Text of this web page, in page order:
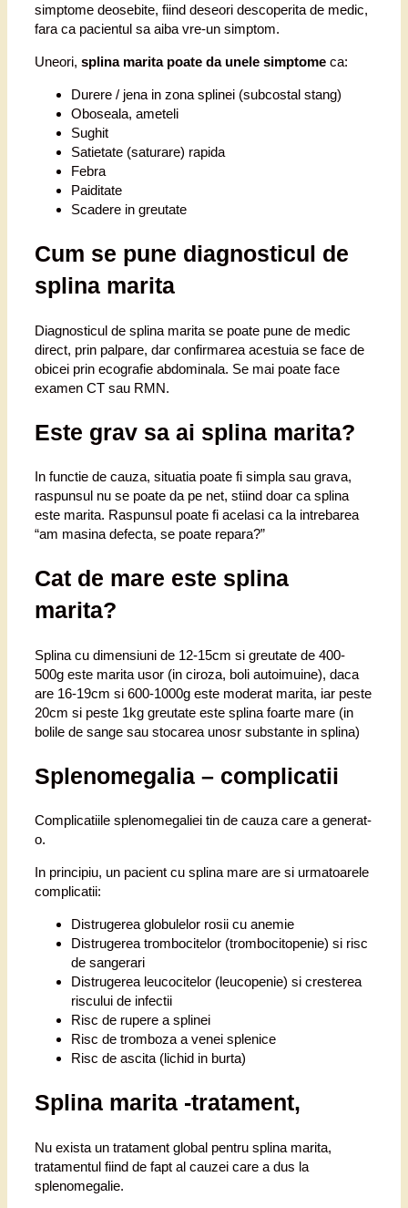
simptome deosebite, fiind deseori descoperita de medic,
fara ca pacientul sa aiba vre-un simptom.
Uneori, splina marita poate da unele simptome ca:
Durere / jena in zona splinei (subcostal stang)
Oboseala, ameteli
Sughit
Satietate (saturare) rapida
Febra
Paiditate
Scadere in greutate
Cum se pune diagnosticul de
splina marita
Diagnosticul de splina marita se poate pune de medic
direct, prin palpare, dar confirmarea acestuia se face de
obicei prin ecografie abdominala. Se mai poate face
examen CT sau RMN.
Este grav sa ai splina marita?
In functie de cauza, situatia poate fi simpla sau grava,
raspunsul nu se poate da pe net, stiind doar ca splina
este marita. Raspunsul poate fi acelasi ca la intrebarea
“am masina defecta, se poate repara?”
Cat de mare este splina
marita?
Splina cu dimensiuni de 12-15cm si greutate de 400-
500g este marita usor (in ciroza, boli autoimuine), daca
are 16-19cm si 600-1000g este moderat marita, iar peste
20cm si peste 1kg greutate este splina foarte mare (in
bolile de sange sau stocarea unosr substante in splina)
Splenomegalia – complicatii
Complicatiile splenomegaliei tin de cauza care a generat-
o.
In principiu, un pacient cu splina mare are si urmatoarele
complicatii:
Distrugerea globulelor rosii cu anemie
Distrugerea trombocitelor (trombocitopenie) si risc
de sangerari
Distrugerea leucocitelor (leucopenie) si cresterea
riscului de infectii
Risc de rupere a splinei
Risc de tromboza a venei splenice
Risc de ascita (lichid in burta)
Splina marita -tratament,
Nu exista un tratament global pentru splina marita,
tratamentul fiind de fapt al cauzei care a dus la
splenomegalie.